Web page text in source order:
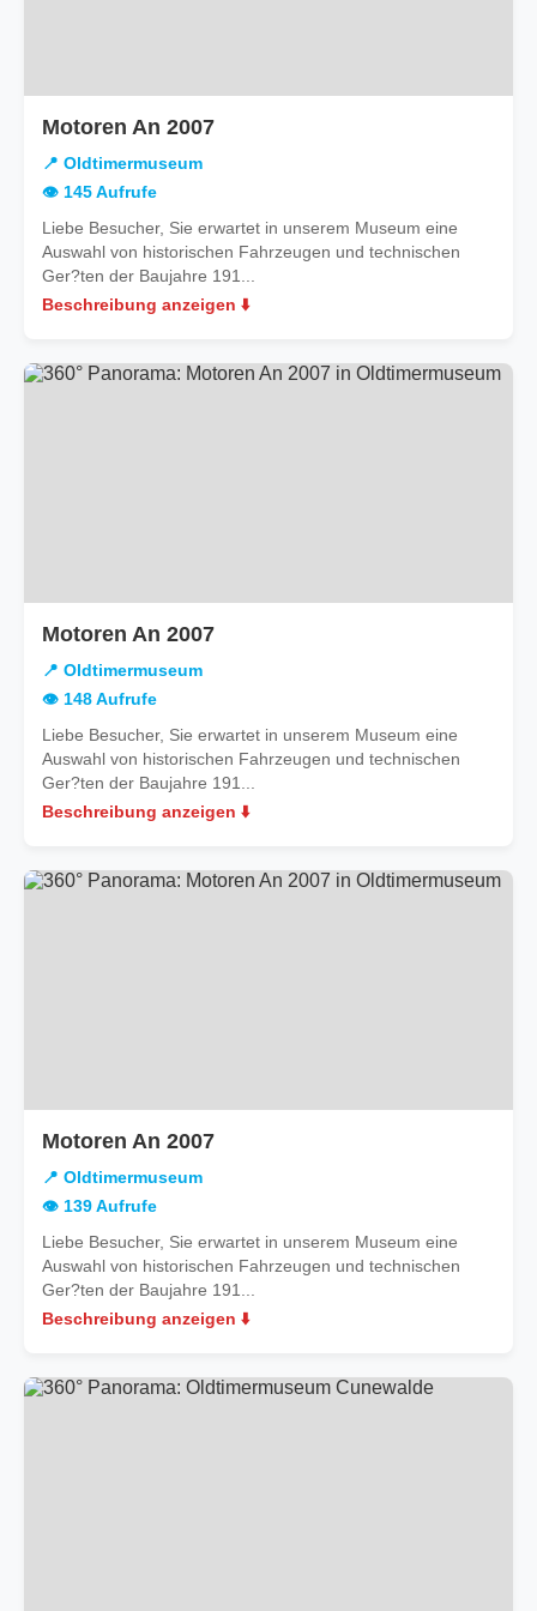
Motoren An 2007in
📍 Oldtimermuseum
👁️ 145 Aufrufe
Liebe Besucher, Sie erwartet in unserem Museum eine
Auswahl von historischen Fahrzeugen und technischen
Ger?ten der Baujahre 191...
Beschreibung anzeigen ⬇️
Motoren An 2007in
📍 Oldtimermuseum
👁️ 148 Aufrufe
Liebe Besucher, Sie erwartet in unserem Museum eine
Auswahl von historischen Fahrzeugen und technischen
Ger?ten der Baujahre 191...
Beschreibung anzeigen ⬇️
Motoren An 2007in
📍 Oldtimermuseum
👁️ 139 Aufrufe
Liebe Besucher, Sie erwartet in unserem Museum eine
Auswahl von historischen Fahrzeugen und technischen
Ger?ten der Baujahre 191...
Beschreibung anzeigen ⬇️